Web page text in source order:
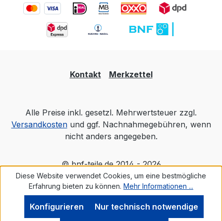
Kontakt Merkzettel
Alle Preise inkl. gesetzl. Mehrwertsteuer zzgl.
Versandkostenund ggf. Nachnahmegebühren, wenn
nicht anders angegeben.
© bnf-teile.de 2014 - 2026
Diese Website verwendet Cookies, um eine bestmögliche
Erfahrung bieten zu können. Mehr Informationen ...
Nur technisch notwendige
Konfigurieren